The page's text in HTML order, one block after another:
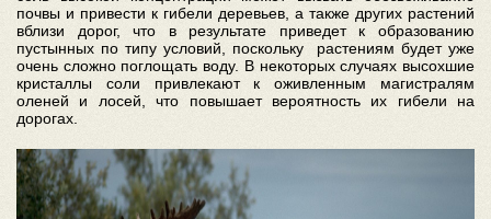
почвы и привести к гибели деревьев, а также других растений
вблизи дорог, что в результате приведет к образованию
пустынных по типу условий, поскольку растениям будет уже
очень сложно поглощать воду. В некоторых случаях высохшие
кристаллы соли привлекают к оживленным магистралям
оленей и лосей, что повышает вероятность их гибели на
дорогах.